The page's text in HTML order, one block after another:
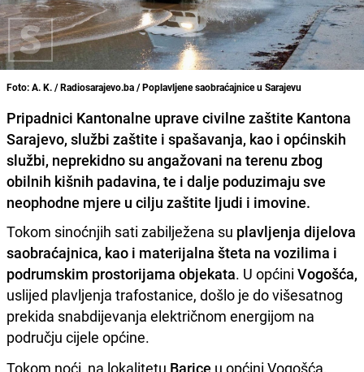
Foto: A. K. / Radiosarajevo.ba / Poplavljene saobraćajnice u Sarajevu
Pripadnici Kantonalne uprave civilne zaštite Kantona
Sarajevo, službi zaštite i spašavanja, kao i općinskih
službi, neprekidno su angažovani na terenu zbog
obilnih kišnih padavina, te i dalje poduzimaju sve
neophodne mjere u cilju zaštite ljudi i imovine.
Tokom sinoćnjih sati zabilježena su plavljenja dijelova
saobraćajnica, kao i materijalna šteta na vozilima i
podrumskim prostorijama objekata. U općini Vogošća,
uslijed plavljenja trafostanice, došlo je do višesatnog
prekida snabdijevanja električnom energijom na
području cijele općine.
Tokom noći, na lokalitetu Barice u općini Vogošća,